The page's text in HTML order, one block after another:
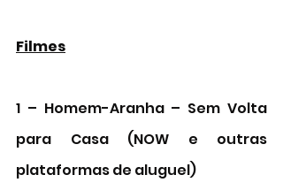
Filmes
1 – Homem-Aranha – Sem Volta
para Casa (NOW e outras
plataformas de aluguel)